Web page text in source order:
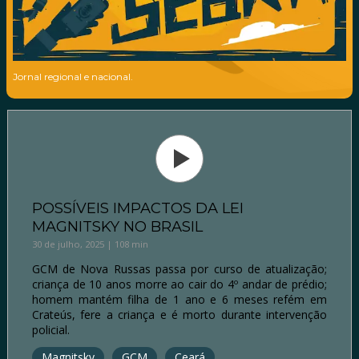
Jornal regional e nacional.
POSSÍVEIS IMPACTOS DA LEI
MAGNITSKY NO BRASIL
30 de julho, 2025 | 108 min
GCM de Nova Russas passa por curso de atualização;
criança de 10 anos morre ao cair do 4º andar de prédio;
homem mantém filha de 1 ano e 6 meses refém em
Crateús, fere a criança e é morto durante intervenção
policial.